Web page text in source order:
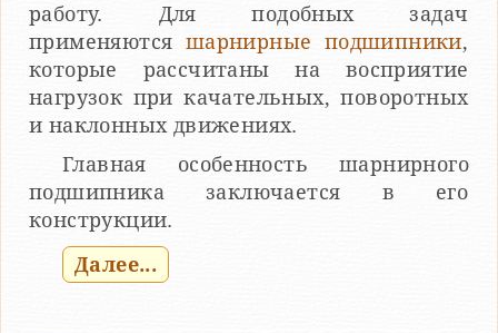
работу. Для подобных задач
применяются шарнирные подшипники,
которые рассчитаны на восприятие
нагрузок при качательных, поворотных
и наклонных движениях.
Главная особенность шарнирного
подшипника заключается в его
конструкции.
Далее...